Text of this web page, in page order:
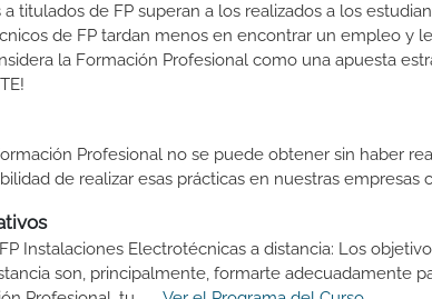
titulados de FP superan a los realizados a los
de FP tardan menos en encontrar un empleo y
la Formación Profesional como una apuesta
Profesional no se puede obtener sin haber
de realizar esas prácticas en nuestras empresas
Instalaciones Electrotécnicas a distancia: Los
son, principalmente, formarte adecuadamente